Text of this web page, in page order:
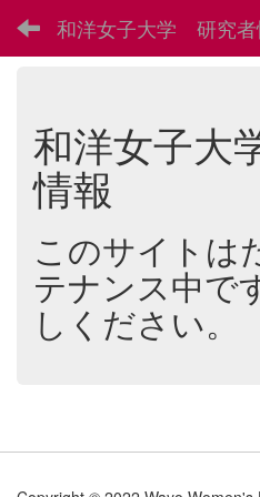
和洋女子大学 研究者
和洋女子
情報
このサイトは
テナンス中で
しください。